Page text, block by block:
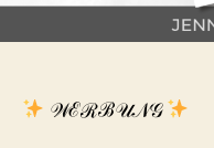
𝒲ℰℛℬ𝒰𝒩𝒢